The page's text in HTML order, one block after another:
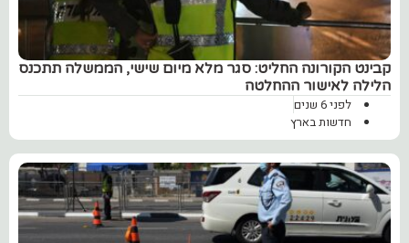
קבינט הקורונה החליט: סגר מלא מיום שישי, הממשלה תתכנס
הלילה לאישור ההחלטה
לפני 6 שנים
חדשות בארץ